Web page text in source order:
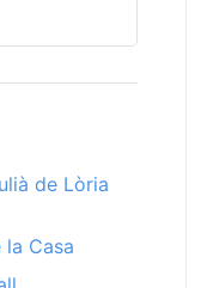
de Lòria
la Casa